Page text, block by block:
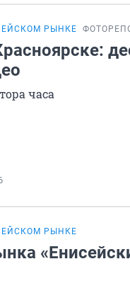
РЫНКЕ
часа
РЫНКЕ